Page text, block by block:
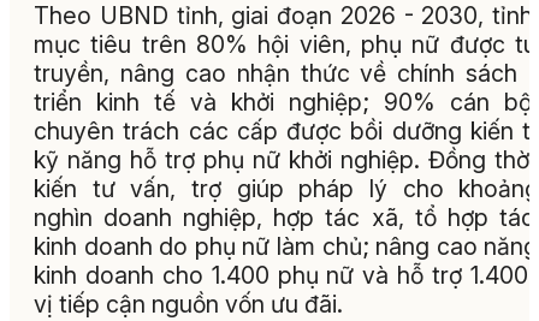
Theo UBND tỉnh, giai đoạn 2026 - 2030,
mục tiêu trên 80% hội viên, phụ nữ được
truyền, nâng cao nhận thức về chính sách
triển kinh tế và khởi nghiệp; 90% cán bộ
chuyên trách các cấp được bồi dưỡng kiến
kỹ năng hỗ trợ phụ nữ khởi nghiệp. Đồng
kiến tư vấn, trợ giúp pháp lý cho
nghìn doanh nghiệp, hợp tác xã, tổ hợp
kinh doanh do phụ nữ làm chủ; nâng cao
kinh doanh cho 1.400 phụ nữ và hỗ trợ 1.400
vị tiếp cận nguồn vốn ưu đãi.